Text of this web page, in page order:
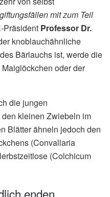
mit zum Teil
Präsident Professor Dr.
knoblauchähnliche
Bärlauchs ist, werde die
oder der
die jungen
kleinen Zwiebeln im
Blätter ähneln jedoch den
(Convallaria
(Colchicum
enden